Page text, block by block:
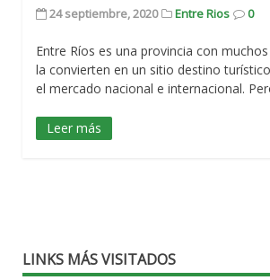
24 septiembre, 2020 Entre Rios 0
Entre Ríos es una provincia con
la convierten en un sitio destino
el mercado nacional e internacional.
Leer más
LINKS MÁS VISITADOS